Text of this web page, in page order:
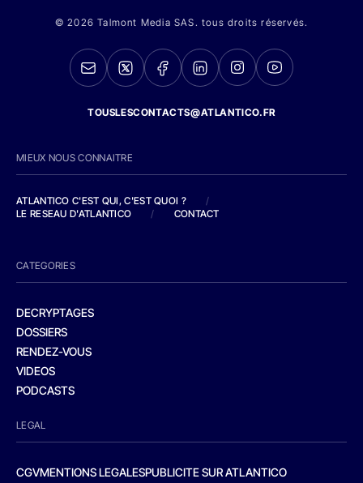
© 2026 Talmont Media SAS. tous droits réservés.
TOUSLESCONTACTS@ATLANTICO.FR
MIEUX NOUS CONNAITRE
ATLANTICO C'EST QUI, C'EST QUOI ?
/
LE RESEAU D'ATLANTICO
/ CONTACT
CATEGORIES
DECRYPTAGES
DOSSIERS
RENDEZ-VOUS
VIDEOS
PODCASTS
LEGAL
CGVMENTIONS LEGALESPUBLICITE SUR ATLANTICO